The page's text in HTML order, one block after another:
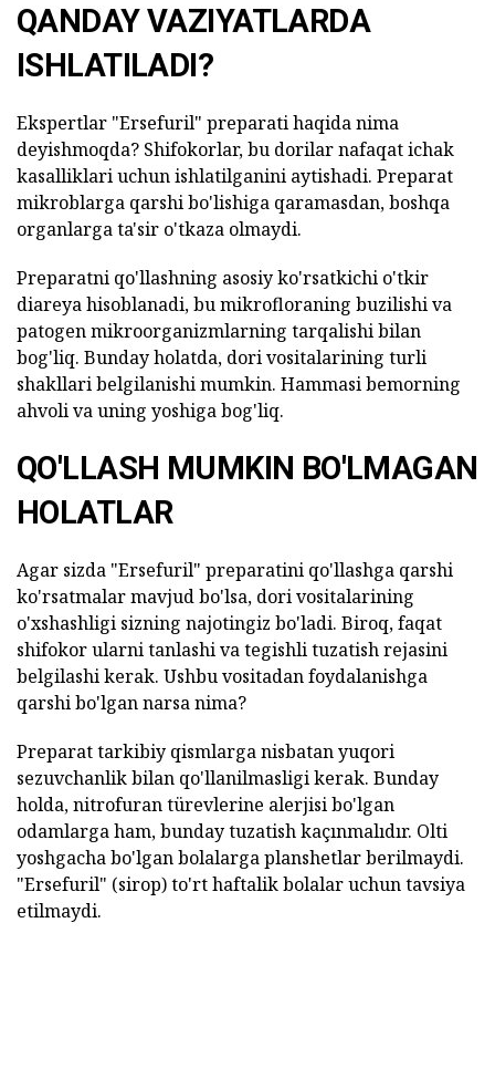
QANDAY VAZIYATLARDA
ISHLATILADI?
Ekspertlar "Ersefuril" preparati haqida nima
deyishmoqda? Shifokorlar, bu dorilar nafaqat ichak
kasalliklari uchun ishlatilganini aytishadi. Preparat
mikroblarga qarshi bo'lishiga qaramasdan, boshqa
organlarga ta'sir o'tkaza olmaydi.
Preparatni qo'llashning asosiy ko'rsatkichi o'tkir
diareya hisoblanadi, bu mikrofloraning buzilishi va
patogen mikroorganizmlarning tarqalishi bilan
bog'liq. Bunday holatda, dori vositalarining turli
shakllari belgilanishi mumkin. Hammasi bemorning
ahvoli va uning yoshiga bog'liq.
QO'LLASH MUMKIN BO'LMAGAN
HOLATLAR
Agar sizda "Ersefuril" preparatini qo'llashga qarshi
ko'rsatmalar mavjud bo'lsa, dori vositalarining
o'xshashligi sizning najotingiz bo'ladi. Biroq, faqat
shifokor ularni tanlashi va tegishli tuzatish rejasini
belgilashi kerak. Ushbu vositadan foydalanishga
qarshi bo'lgan narsa nima?
Preparat tarkibiy qismlarga nisbatan yuqori
sezuvchanlik bilan qo'llanilmasligi kerak. Bunday
holda, nitrofuran türevlerine alerjisi bo'lgan
odamlarga ham, bunday tuzatish kaçınmalıdır. Olti
yoshgacha bo'lgan bolalarga planshetlar berilmaydi.
"Ersefuril" (sirop) to'rt haftalik bolalar uchun tavsiya
etilmaydi.